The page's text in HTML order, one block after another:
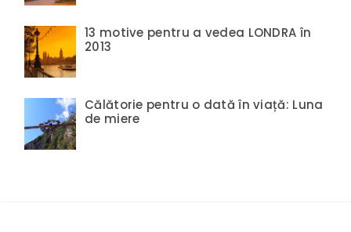
13 motive pentru a vedea LONDRA în
2013
Călătorie pentru o dată în viață: Luna
de miere